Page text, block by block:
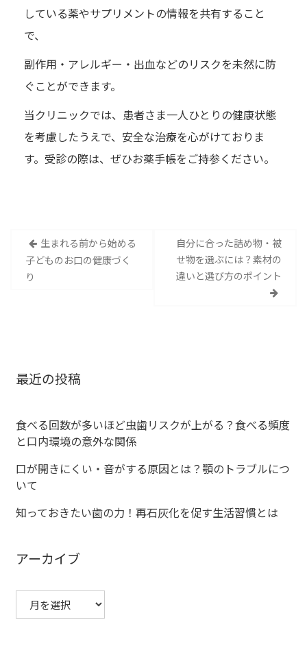
している薬やサプリメントの情報を共有すること
で、
副作用・アレルギー・出血などのリスクを未然に防
ぐことができます。
当クリニックでは、患者さま一人ひとりの健康状態
を考慮したうえで、安全な治療を心がけておりま
す。受診の際は、ぜひお薬手帳をご持参ください。
ー
シ
ョ
ン
生まれる前から始める
子どものお口の健康づく
り
自分に合った詰め物・被
せ物を選ぶには？素材の
違いと選び方のポイント
最近の投稿
食べる回数が多いほど虫歯リスクが上がる？食べる頻度
と口内環境の意外な関係
口が開きにくい・音がする原因とは？顎のトラブルにつ
いて
知っておきたい歯の力！再石灰化を促す生活習慣とは
アーカイブ
ー